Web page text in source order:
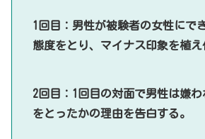
1回目：男性が被験者の女性にで
態度をとり、マイナス印象を植え
2回目：1回目の対面で男性は嫌
をとったかの理由を告白する。